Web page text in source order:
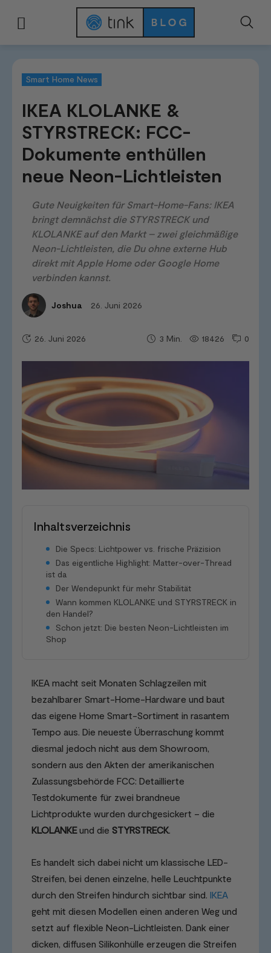
Smart Home News
IKEA KLOLANKE &
STYRSTRECK: FCC-
Dokumente enthüllen
neue Neon-Lichtleisten
Gute Neuigkeiten für Smart-Home-Fans: IKEA
bringt demnächst die STYRSTRECK und
KLOLANKE auf den Markt – zwei gleichmäßige
Neon-Lichtleisten, die Du ohne externe Hub
direkt mit Apple Home oder Google Home
verbinden kannst.
Joshua 26. Juni 2026
0
18426
3 Min.
26. Juni 2026
Inhaltsverzeichnis
Die Specs: Lichtpower vs. frische Präzision
Das eigentliche Highlight: Matter-over-Thread
ist da
Der Wendepunkt für mehr Stabilität
Wann kommen KLOLANKE und STYRSTRECK in
den Handel?
Schon jetzt: Die besten Neon-Lichtleisten im
Shop
IKEA macht seit Monaten Schlagzeilen mit
bezahlbarer Smart-Home-Hardware und baut
das eigene Home Smart-Sortiment in rasantem
Tempo aus. Die neueste Überraschung kommt
diesmal jedoch nicht aus dem Showroom,
sondern aus den Akten der amerikanischen
Zulassungsbehörde FCC: Detaillierte
Testdokumente für zwei brandneue
Lichtprodukte wurden durchgesickert – die
KLOLANKEund die STYRSTRECK.
Es handelt sich dabei nicht um klassische LED-
Streifen, bei denen einzelne, helle Leuchtpunkte
durch den Streifen hindurch sichtbar sind. IKEA
geht mit diesen Modellen einen anderen Weg und
setzt auf flexible Neon-Lichtleisten. Dank einer
dicken, diffusen Silikonhülle erzeugen die Streifen